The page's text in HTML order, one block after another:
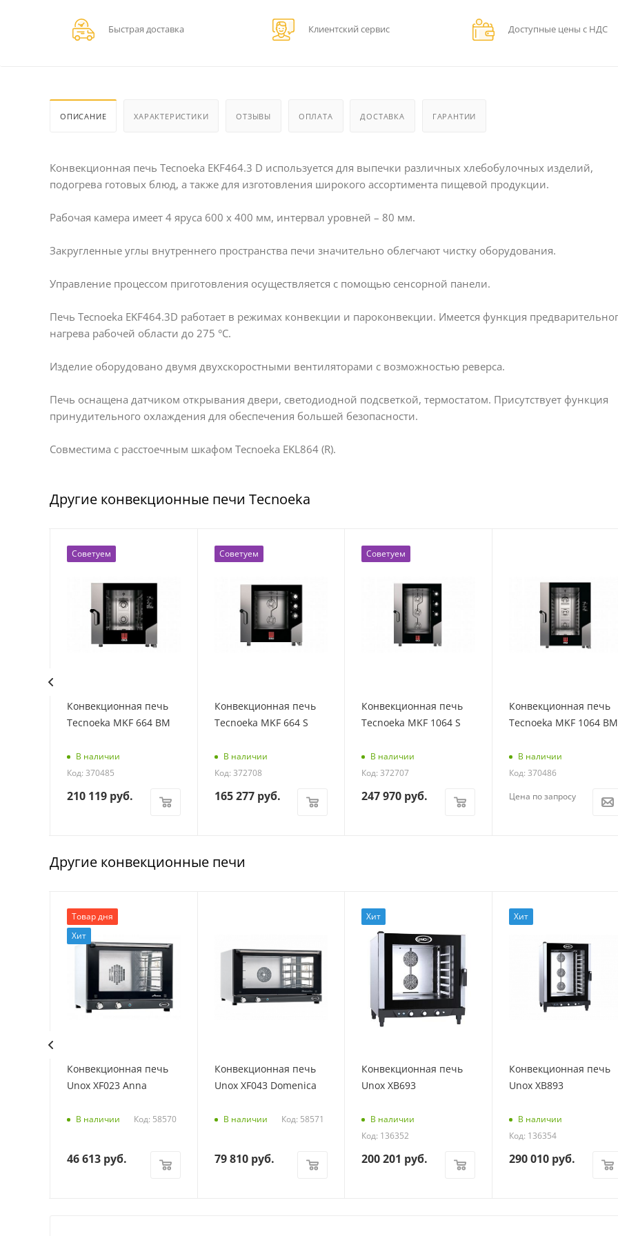
Быстрая доставка Клиентский сервис Доступные цены с НДС
ОПИСАНИЕ ХАРАКТЕРИСТИКИ ОТЗЫВЫ ОПЛАТА ДОСТАВКА ГАРАНТИИ
Конвекционная печь Tecnoeka EKF464.3 D используется для выпечки различных хлебобулочных изделий,
подогрева готовых блюд, а также для изготовления широкого ассортимента пищевой продукции.
Рабочая камера имеет 4 яруса 600 х 400 мм, интервал уровней – 80 мм.
Закругленные углы внутреннего пространства печи значительно облегчают чистку оборудования.
Управление процессом приготовления осуществляется с помощью сенсорной панели.
Печь Tecnoeka EKF464.3D работает в режимах конвекции и пароконвекции. Имеется функция
нагрева рабочей области до 275 °С.
Изделие оборудовано двумя двухскоростными вентиляторами с возможностью реверса.
Печь оснащена датчиком открывания двери, светодиодной подсветкой, термостатом. Присутствует функция
принудительного охлаждения для обеспечения большей безопасности.
Совместима с расстоечным шкафом Tecnoeka EKL864 (R).
Другие конвекционные печи Tecnoeka
Советуем
Конвекционная печь
Tecnoeka MKF 664 BM
В наличии
Код: 370485
210 119руб.
Советуем
Конвекционная печь
Tecnoeka MKF 664 S
В наличии
Код: 372708
165 277руб.
Советуем
Конвекционная печь
Tecnoeka MKF 1064 S
В наличии
Код: 372707
247 970 руб.
Конвекционная печь
Tecnoeka MKF 1064 BM
В наличии
Код: 370486
Цена по запросу
Другие конвекционные печи
Товар дня
Хит
Конвекционная печь
Unox XF023 Anna
В наличии Код: 58570
46 613руб.
Конвекционная печь
Unox XF043 Domenica
В наличии Код: 58571
79 810руб.
Хит
Конвекционная печь
Unox XB693
В наличии
Код: 136352
200 201 руб.
Хит
Конвекционная печь
Unox XB893
В наличии
Код: 136354
290 010 руб.